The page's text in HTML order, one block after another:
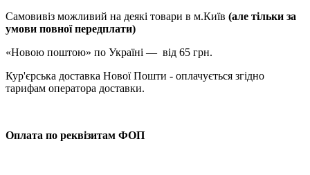
Самовивіз можливий на деякі товари в м.Київ (але тільки за
умови повної передплати)
«Новою поштою» по Україні — від 65 грн.
Кур'єрська доставка Нової Пошти - оплачується згідно
тарифам оператора доставки.
Оплата по реквізитам ФОП